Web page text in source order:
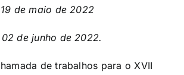
de maio de 2022
de junho de 2022.
de trabalhos para o XVII